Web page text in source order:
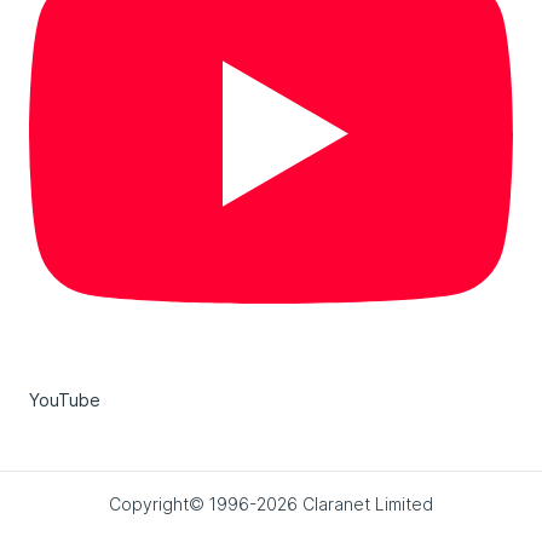
YouTube
Copyright© 1996-2026 Claranet Limited